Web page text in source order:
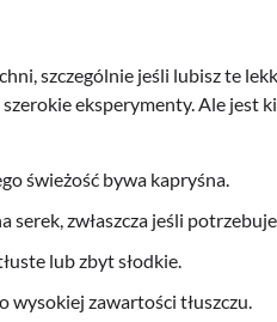
szczególnie jeśli lubisz te
eksperymenty. Ale jest
świeżość bywa kapryśna.
serek, zwłaszcza jeśli
lub zbyt słodkie.
wysokiej zawartości tłuszczu.